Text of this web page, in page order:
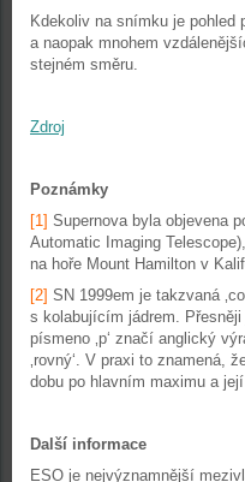
Kdekoliv na snímku je pohled
a naopak mnohem
stejném směru.
Zdroj
Poznámky
[1] Supernova byla objevena
Automatic Imaging
na hoře Mount Hamilton v
[2] SN 1999em je takzvaná
s kolabujícím jádrem.
písmeno ‚p‘ značí anglický
‚rovný‘. V praxi to znamená,
dobu po hlavním maximu a
Další informace
ESO je nejvýznamnější